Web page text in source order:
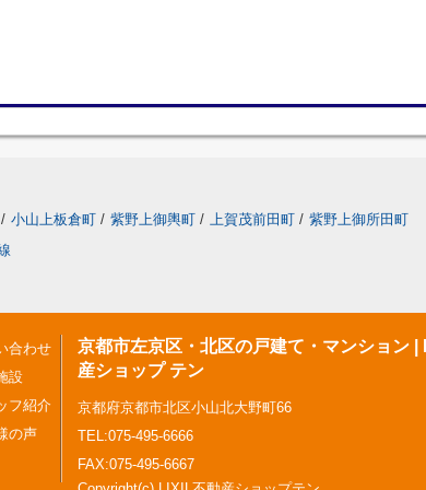
/ 小山上板倉町 / 紫野上御輿町 / 上賀茂前田町 / 紫野上御所田町
合わせ
設
フ紹介
の声
京都市左京区・北区の戸建て・マンション |
産ショップ テン
京都府京都市北区小山北大野町66
TEL:075-495-6666
FAX:075-495-6667